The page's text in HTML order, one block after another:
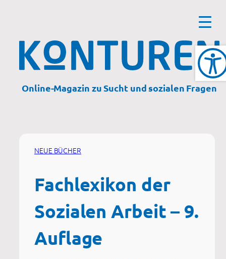
Online-Magazin zu Sucht und sozialen Fragen
NEUE BÜCHER
Fachlexikon der
Sozialen Arbeit – 9.
Auflage